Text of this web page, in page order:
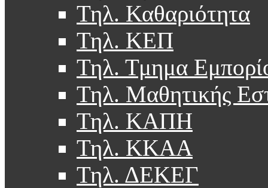
Τηλ. Καθαριότητα
Τηλ. ΚΕΠ
Τηλ. Τμημα
Τηλ. Μαθητικής
Τηλ. ΚΑΠΗ
Τηλ. ΚΚΑΑ
Τηλ. ΔΕΚΕΓ